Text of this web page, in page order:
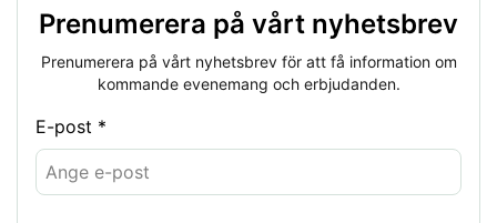
Prenumerera på vårt nyhetsbrev
Prenumerera på vårt nyhetsbrev för att få information om
kommande evenemang och erbjudanden.
E-post *